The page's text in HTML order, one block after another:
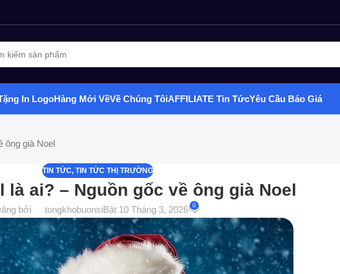
năm kinh nghiệm phân phối Quà tặng hottrend, gia dụng, đồ chơi, văn phòng
In LogoHàng Mới VềVề Chúng TôiAFFILIATE Tin TứcYêu Cầu Báo Giá
ông già Noel
TIN TỨC, TIN TỨC THỊ TRƯỜNG
là ai? – Nguồn gốc về ông già Noel
bởi tongkhobuonsiBật 10 Tháng 3, 2026 0